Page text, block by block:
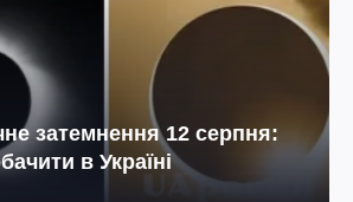
затемнення 12 серпня:
в Україні